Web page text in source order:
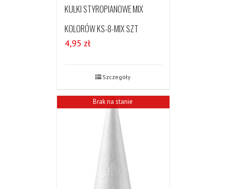
KULKI STYROPIANOWE MIX
KOLORÓW KS-8-MIX SZT
4,95 zł
Szczegóły
Brak na stanie